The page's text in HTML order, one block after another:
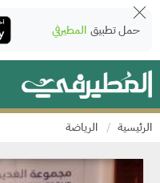
حمل تطبيق المطيرفي
الرئيسية الرياضة